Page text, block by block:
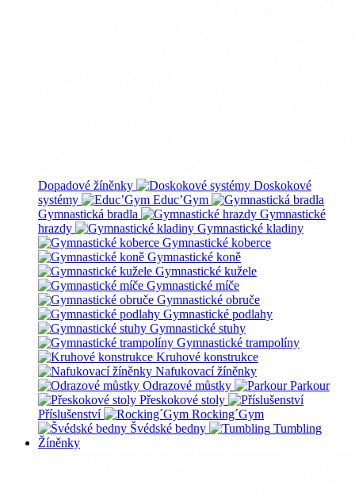
Dopadové žíněnky
Doskokové
systémy
Educ’Gym
Gymnastická bradla
Gymnastické
hrazdy
Gymnastické kladiny
Gymnastické koberce
Gymnastické koně
Gymnastické kužele
Gymnastické míče
Gymnastické obruče
Gymnastické podlahy
Gymnastické stuhy
Gymnastické trampolíny
Kruhové konstrukce
Nafukovací žíněnky
Odrazové můstky
Parkour
Přeskokové stoly
Příslušenství
Rocking´Gym
Švédské bedny
Tumbling
Žíněnky